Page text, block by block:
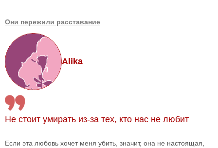
Они пережили расставание
Alika
Не стоит умирать из-за тех, кто нас не любит
Если эта любовь хочет меня убить, значит, она не настоящая,